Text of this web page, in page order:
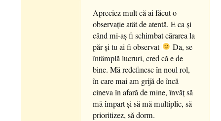
Apreciez mult că ai făcut o
observație atât de atentă. E ca și
când mi-aș fi schimbat cărarea la
păr și tu ai fi observat
Da, se
întâmplă lucruri, cred că e de
bine. Mă redefinesc în noul rol,
în care mai am grijă de încă
cineva în afară de mine, învăț să
mă împart și să mă multiplic, să
prioritizez, să dorm.